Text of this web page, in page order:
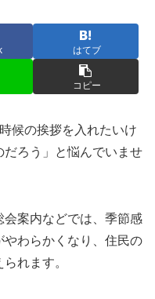
はてブ
コピー
候の挨拶を入れたいけ
ろう」と悩んでいませ
会案内などでは、季節感
わらかくなり、住民の
れます。